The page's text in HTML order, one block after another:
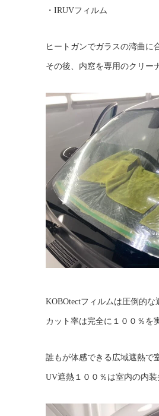
・IRUVフィルム
ヒートガンでガラスの湾曲に
その後、内窓を専用のクリー
KOBOtectフィルムは圧倒的な
カット率は完全に１００％を
誰もが体感できる広域遮熱で
UV遮熱１００％は室内の内装